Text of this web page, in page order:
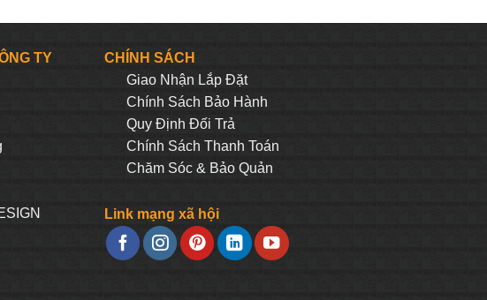
TY
CHÍNH SÁCH
Giao Nhận Lắp Đặt
Chính Sách Bảo Hành
Quy Định Đối Trả
Chính Sách Thanh Toán
Chăm Sóc & Bảo Quản
Link mạng xã hội